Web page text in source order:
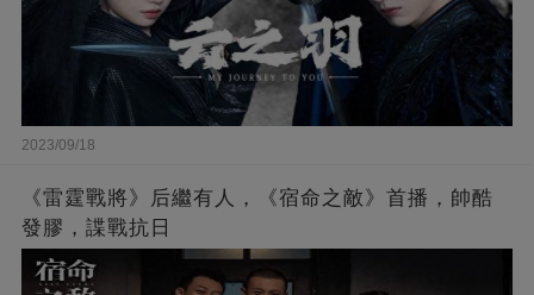
2023/09/18
《雷霆戰將》后繼有人，《宿命之敵》首播，帥酷
發膠，諜戰抗日